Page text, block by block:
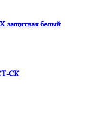
белый
СК